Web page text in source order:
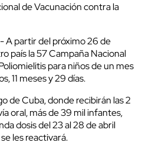
de Vacunación contra la
A partir del próximo 26 de
país la 57 Campaña Nacional
para niños de un mes
11 meses y 29 días.
de Cuba, donde recibirán las 2
oral, más de 39 mil infantes,
dosis del 23 al 28 de abril
les reactivará.